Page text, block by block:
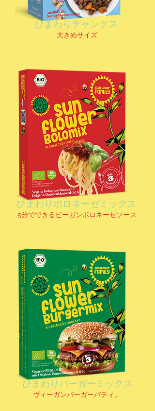
ひまわりチャンクス
大きめサイズ
ひまわりボロネーゼミックス
5分でできるビーガンボロネーゼソース
ひまわりバーガーミックス
ヴィーガンバーガーパティ。